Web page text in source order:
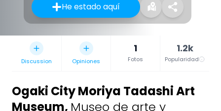
He estado aquí
Discussion Opiniones
1
Fotos
1.2k
Popularidad
Ogaki City Moriya Tadashi Art
Museum, Museo de arte y